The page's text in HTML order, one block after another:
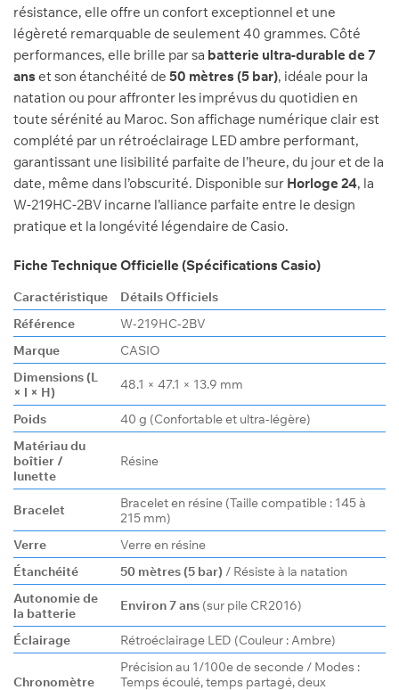
résistance, elle offre un confort exceptionnel et une
légèreté remarquable de seulement 40 grammes. Côté
performances, elle brille par sa batterie ultra-durable de 7
ans et son étanchéité de 50 mètres (5 bar), idéale pour la
natation ou pour affronter les imprévus du quotidien en
toute sérénité au Maroc. Son affichage numérique clair est
complété par un rétroéclairage LED ambre performant,
garantissant une lisibilité parfaite de l’heure, du jour et de la
date, même dans l’obscurité. Disponible sur Horloge 24, la
W-219HC-2BV incarne l’alliance parfaite entre le design
pratique et la longévité légendaire de Casio.
Fiche Technique Officielle (Spécifications Casio)
Caractéristique
Détails Officiels
Référence
W-219HC-2BV
Marque
CASIO
Dimensions (L
× l × H)
48.1 × 47.1 × 13.9 mm
Poids
40 g (Confortable et ultra-légère)
Matériau du
boîtier /
lunette
Résine
Bracelet
Bracelet en résine (Taille compatible : 145 à
215 mm)
Verre
Verre en résine
Étanchéité
50 mètres (5 bar) / Résiste à la natation
Autonomie de
la batterie
Environ 7 ans(sur pile CR2016)
Éclairage Rétroéclairage LED (Couleur : Ambre)
Chronomètre
Précision au 1/100e de seconde / Modes :
Temps écoulé, temps partagé, deux